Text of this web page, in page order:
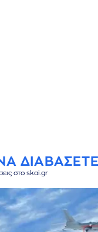
ΔΙΑΒΑΣΕΤΕ
στο skai.gr